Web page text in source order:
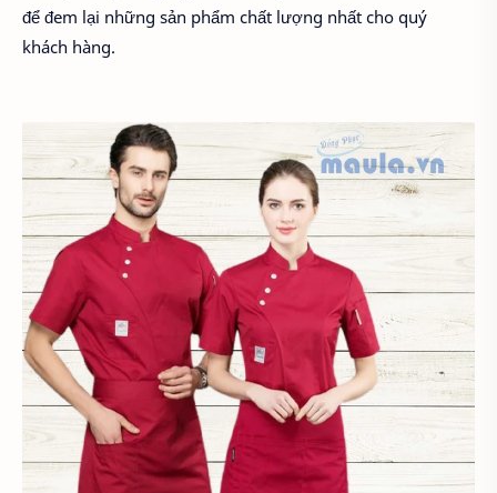
để đem lại những sản phẩm chất lượng nhất cho quý
khách hàng.